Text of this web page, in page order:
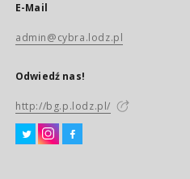
E-Mail
admin@cybra.lodz.pl
Odwiedź nas!
http://bg.p.lodz.pl/